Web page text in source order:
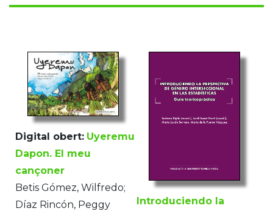
Digital obert: Uyeremu
Dapon. El meu
cançoner
Betis Gómez, Wilfredo;
Díaz Rincón, Peggy
Introduciendo la